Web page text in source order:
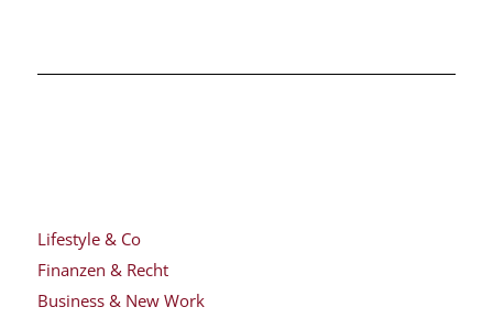
Lifestyle & Co
Finanzen & Recht
Business & New Work